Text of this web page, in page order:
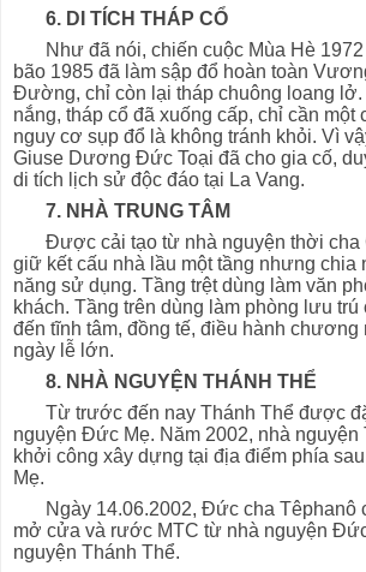
6. DI TÍCH THÁP CỔ
Như đã nói, chiến cuộc Mùa Hè
bão 1985 đã làm sập đổ hoàn toàn
Đường, chỉ còn lại tháp chuông loang lở.
nắng, tháp cổ đã xuống cấp, chỉ cần một
nguy cơ sụp đổ là không tránh khỏi. Vì
Giuse Dương Đức Toại đã cho gia cố,
di tích lịch sử độc đáo tại La Vang.
7. NHÀ TRUNG TÂM
Được cải tạo từ nhà nguyện thời cha
giữ kết cấu nhà lầu một tầng nhưng chia
năng sử dụng. Tầng trệt dùng làm văn
khách. Tầng trên dùng làm phòng lưu trú
đến tĩnh tâm, đồng tế, điều hành chương
ngày lễ lớn.
8. NHÀ NGUYỆN THÁNH THỂ
Từ trước đến nay Thánh Thể được
nguyện Đức Mẹ. Năm 2002, nhà
khởi công xây dựng tại địa điểm phía
Mẹ.
Ngày 14.06.2002, Đức cha Têphanô
mở cửa và rước MTC từ nhà nguyện
nguyện Thánh Thể.